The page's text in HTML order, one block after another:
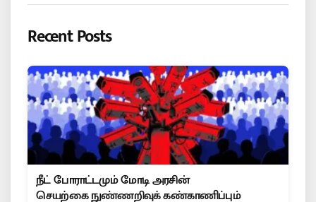
Recent Posts
நீட் போராட்டமும் மோடி அரசின்
செயற்கை நுண்ணறிவுக் கண்காணிப்பும்